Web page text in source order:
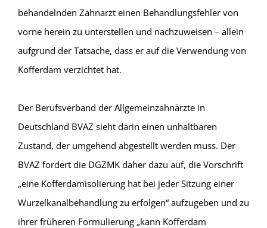
behandelnden Zahnarzt einen Behandlungsfehler von
vorne herein zu unterstellen und nachzuweisen – allein
aufgrund der Tatsache, dass er auf die Verwendung von
Kofferdam verzichtet hat.
Der Berufsverband der Allgemeinzahnärzte in
Deutschland BVAZ sieht darin einen unhaltbaren
Zustand, der umgehend abgestellt werden muss. Der
BVAZ fordert die DGZMK daher dazu auf, die Vorschrift
„eine Kofferdamisolierung hat bei jeder Sitzung einer
Wurzelkanalbehandlung zu erfolgen“ aufzugeben und zu
ihrer früheren Formulierung „kann Kofferdam